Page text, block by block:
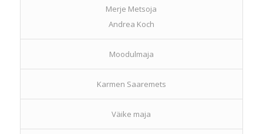
Merje Metsoja
Andrea Koch
Moodulmaja
Karmen Saaremets
Väike maja